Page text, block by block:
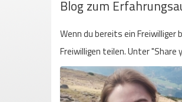
Blog zum
Wenn du bereits ein
Freiwilligen teilen. Unter